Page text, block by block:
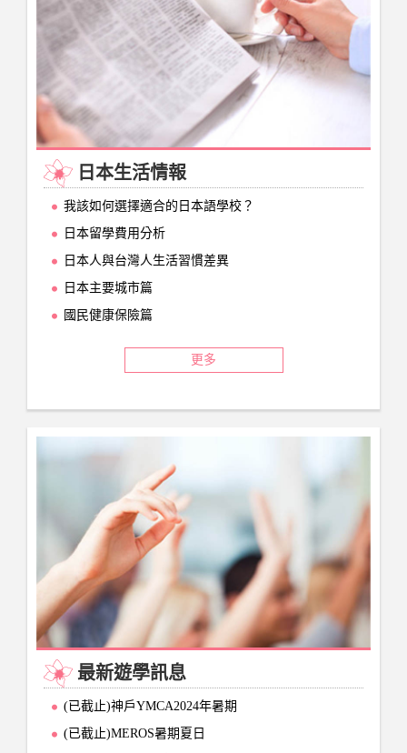
日本生活情報
我該如何選擇適合的日本語學校？
日本留學費用分析
日本人與台灣人生活習慣差異
日本主要城市篇
國民健康保險篇
更多
最新遊學訊息
(已截止)神戶YMCA2024年暑期
(已截止)MEROS暑期夏日